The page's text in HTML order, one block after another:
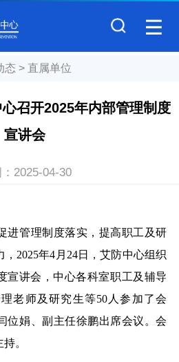
态 > 直属单位
召开2025年内部管理制度
宣讲会
2025-04-30
进管理制度落实，提高职工及研
2025年4月24日，艾防中心组织
宣讲会，中心各科室职工及辅导
老师及研究生等50人参加了会
位娟、副主任徐鹏出席会议。会
。